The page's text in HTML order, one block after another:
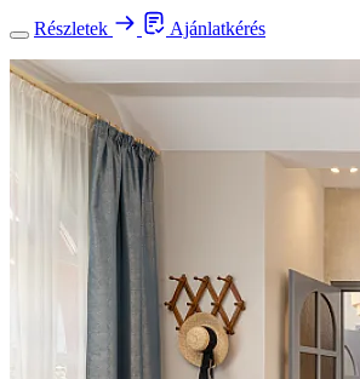
Részletek Ajánlatkérés